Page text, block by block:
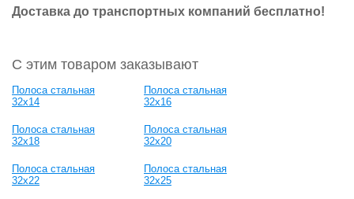
Доставка до транспортных компаний бесплатно!
С этим товаром заказывают
Полоса стальная
32x14
Полоса стальная
32x16
Полоса стальная
32x18
Полоса стальная
32x20
Полоса стальная
32x22
Полоса стальная
32x25